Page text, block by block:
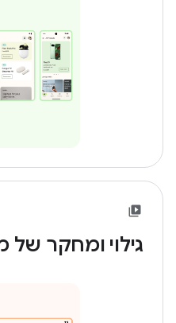
גילוי ומחקר של